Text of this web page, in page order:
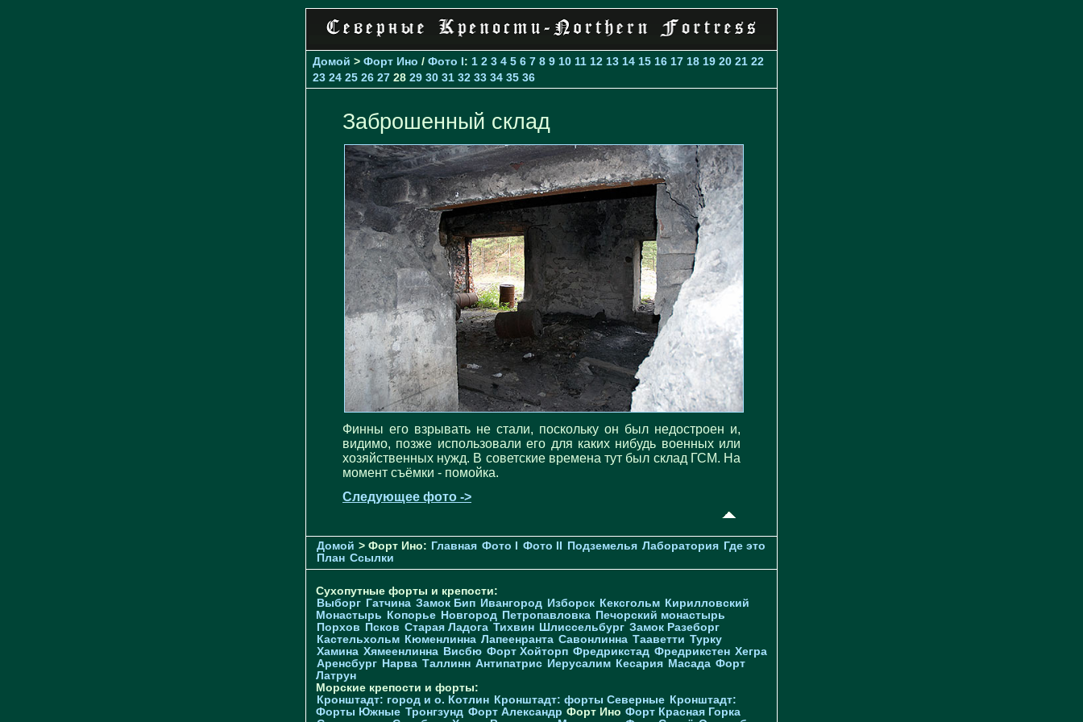
Домой > Форт Ино / Фото I: 1 2 3 4 5 6 7 8 9 10 11 12 13 14 15 16 17 18 19 20 21 22
23 24 25 26 27 28 29 30 31 32 33 34 35 36
Заброшенный склад
Финны его взрывать не стали, поскольку он был недостроен и,
видимо, позже использовали его для каких нибудь военных или
хозяйственных нужд. В советские времена тут был склад ГСМ. На
момент съёмки - помойка.
Следующее фото ->
Домой > Форт Ино: Главная Фото I Фото II Подземелья Лаборатория Где это
План Ссылки
Сухопутные форты и крепости:
Выборг Гатчина Замок Бип Ивангород Изборск Кексгольм Кирилловский
Монастырь
Копорье Новгород Петропавловка Печорcкий монастырь
Порхов
Псков Старая Ладога Тихвин Шлиссельбург Замок Разеборг
Кастельхольм Кюменлинна Лапеенранта Савонлинна Тааветти Турку
Хамина Хямеенлинна Висбю Форт Хойторп Фредрикстад Фредрикстен Хегра
Аренсбург Нарва Таллинн Антипатрис Иерусалим Кесария Масада Форт
Латрун
Морские крепости и форты:
Кронштадт: город и о. Котлин Кронштадт: форты Северные Кронштадт:
Форты Южные Тронгзунд Форт Александр Форт Ино Форт Красная Горка